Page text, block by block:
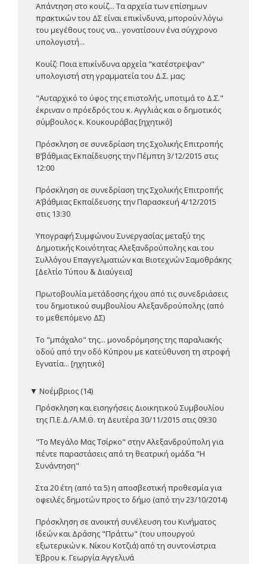
Απάντηση στο κουίζ... Τα αρχεία των επίσημων
πρακτικών του ΔΣ είναι επικίνδυνα, μπορούν λόγω
του μεγέθους τους να... γονατίσουν ένα σύγχρονο
υπολογιστή...
Κουίζ: Ποια επικίνδυνα αρχεία "κατέστρεψαν"
υπολογιστή στη γραμματεία του Δ.Σ. μας;
"Αυταρχικό το ύφος της επιστολής, υποτιμά το Δ.Σ."
έκριναν ο πρόεδρός του κ. Αγγλιάς και ο δημοτικός
σύμβουλος κ. Κουκουράβας [ηχητικό]
Πρόσκληση σε συνεδρίαση της Σχολικής Επιτροπής
Β’βάθμιας Εκπαίδευσης την Πέμπτη 3/12/2015 στις
12:00
Πρόσκληση σε συνεδρίαση της Σχολικής Επιτροπής
Α’βάθμιας Εκπαίδευσης την Παρασκευή 4/12/2015
στις 13:30
Υπογραφή Συμφώνου Συνεργασίας μεταξύ της
Δημοτικής Κοινότητας Αλεξανδρούπολης και του
Συλλόγου Επαγγελματιών και Βιοτεχνών Σαμοθράκης
[Δελτίο Τύπου & Διαύγεια]
Πρωτοβουλία μετάδοσης ήχου από τις συνεδριάσεις
του δημοτικού συμβουλίου Αλεξανδρούπολης (από
το μεθεπόμενο ΔΣ)
Το "μπάχαλο" της... μονοδρόμησης της παραλιακής
οδού από την οδό Κύπρου με κατεύθυνση τη στροφή
Εγνατία... [ηχητικό]
▼ Νοέμβριος (14)
Πρόσκληση και εισηγήσεις Διοικητικού Συμβουλίου
της Π.Ε.Δ./Α.Μ.Θ. τη Δευτέρα 30/11/2015 στις 09:30
"Το Μεγάλο Μας Τσίρκο" στην Αλεξανδρούπολη για
πέντε παραστάσεις από τη θεατρική ομάδα "Η
Συνάντηση"
Στα 20 έτη (από τα 5) η αποσβεστική προθεσμία για
οφειλές δημοτών προς το δήμο (από την 23/10/2014)
Πρόσκληση σε ανοικτή συνέλευση του Κινήματος
Ιδεών και Δράσης "Πράττω" (του υπουργού
εξωτερικών κ. Νίκου Κοτζιά) από τη συντονίστρια
Έβρου κ. Γεωργία Αγγελινά